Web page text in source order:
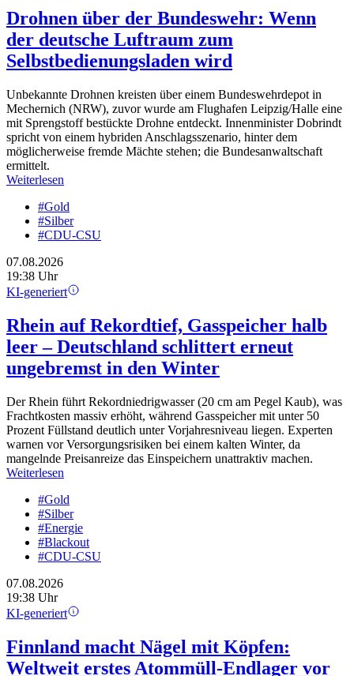
Drohnen über der Bundeswehr: Wenn
der deutsche Luftraum zum
Selbstbedienungsladen wird
Unbekannte Drohnen kreisten über einem Bundeswehrdepot in
Mechernich (NRW), zuvor wurde am Flughafen Leipzig/Halle eine
mit Sprengstoff bestückte Drohne entdeckt. Innenminister Dobrindt
spricht von einem hybriden Anschlagsszenario, hinter dem
möglicherweise fremde Mächte stehen; die Bundesanwaltschaft
ermittelt.
Weiterlesen
#Gold
#Silber
#CDU-CSU
07.08.2026
19:38 Uhr
KI-generiert
Rhein auf Rekordtief, Gasspeicher halb
leer – Deutschland schlittert erneut
ungebremst in den Winter
Der Rhein führt Rekordniedrigwasser (20 cm am Pegel Kaub), was
Frachtkosten massiv erhöht, während Gasspeicher mit unter 50
Prozent Füllstand deutlich unter Vorjahresniveau liegen. Experten
warnen vor Versorgungsrisiken bei einem kalten Winter, da
mangelnde Preisanreize das Einspeichern unattraktiv machen.
Weiterlesen
#Gold
#Silber
#Energie
#Blackout
#CDU-CSU
07.08.2026
19:38 Uhr
KI-generiert
Finnland macht Nägel mit Köpfen:
Weltweit erstes Atommüll-Endlager vor